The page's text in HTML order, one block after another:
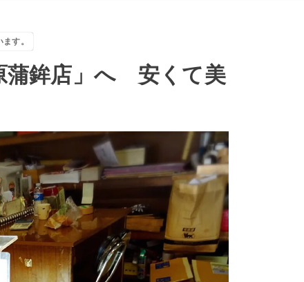
す。
蒲鉾店」へ 安くて美